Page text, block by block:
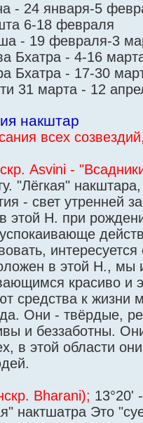
- 24 января-5
6-18 февраля
- 19 февраля-3
Бхатра - 4-16
Бхатра - 17-30
31 марта - 12
накштар
всех
Asvini -
"Лёгкая"
- свет утренней
этой Н. при
в этой Н., мы
красиво и
средства к
Они - твёрдые,
и беззаботны.
в этой области
Bharani); 13°20'
нактшатра Это